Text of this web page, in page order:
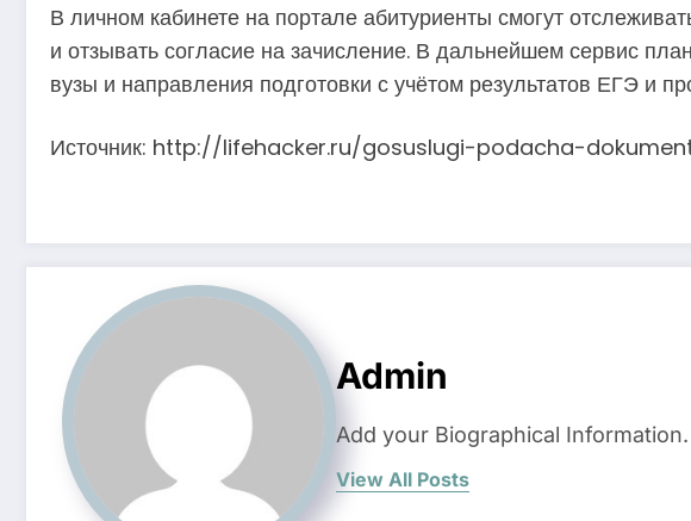
В личном кабинете на портале абитуриенты смогут
и отзывать согласие на зачисление. В дальнейшем сервис
вузы и направления подготовки с учётом результатов ЕГЭ и
Источник: http://lifehacker.ru/gosuslugi-podacha-
Admin
Add your Biographical Information.
View All Posts